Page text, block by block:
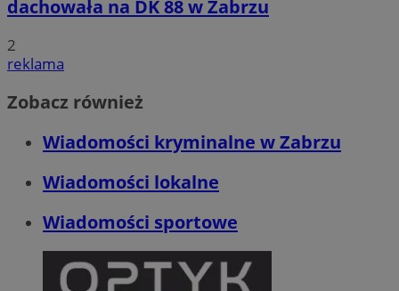
dachowała na DK 88 w Zabrzu
2
reklama
Zobacz również
Wiadomości kryminalne w Zabrzu
Wiadomości lokalne
Wiadomości sportowe